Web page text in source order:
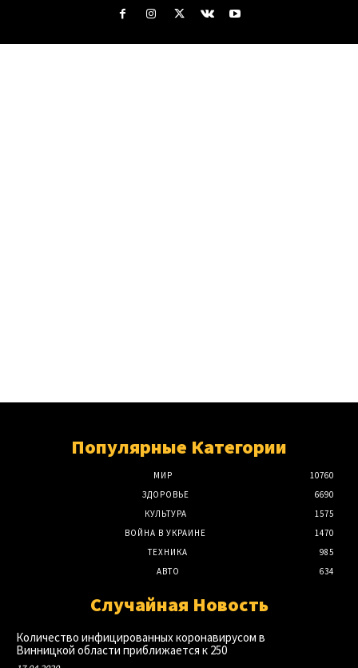
Популярные Категории
МИР
10760
ЗДОРОВЬЕ
6690
КУЛЬТУРА
1575
ВОЙНА В УКРАИНЕ
1470
ТЕХНИКА
985
АВТО
634
Случайная Новость
Количество инфицированных коронавирусом в
Винницкой области приближается к 250